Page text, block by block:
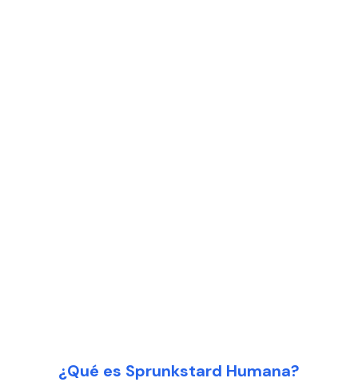
¿Qué es Sprunkstard Humana?